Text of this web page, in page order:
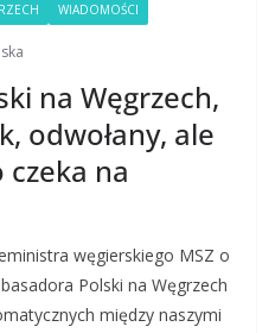
WIADOMOŚCI
na Węgrzech,
odwołany, ale
na
węgierskiego MSZ o
Polski na Węgrzech
między naszymi